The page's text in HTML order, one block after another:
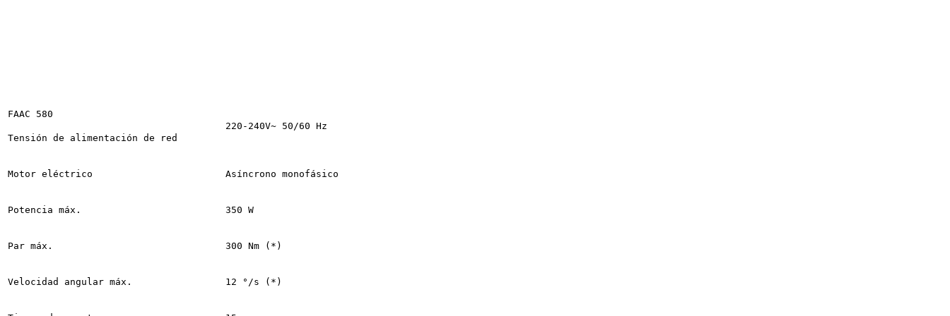
FAAC 580
Tensión de alimentación de red
220-240V~ 50/60 Hz
Motor eléctrico Asíncrono monofásico
Potencia máx. 350 W
Par máx. 300 Nm (*)
Velocidad angular máx. 12 °/s (*)